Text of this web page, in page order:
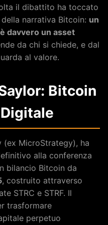
il dibattito ha toccato
narrativa Bitcoin: un
davvero un asset
da chi si chiede, e dal
al valore.
Bitcoin
(ex MicroStrategy), ha
alla conferenza
bilancio Bitcoin da
, costruito attraverso
STRC e STRF. Il
trasformare
perpetuo